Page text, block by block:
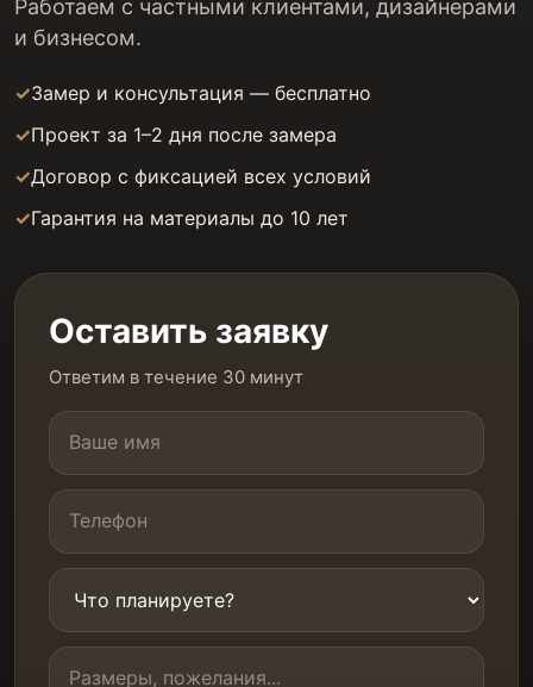
Работаем с частными клиентами, дизайнерами
и бизнесом.
Замер и консультация — бесплатно
Проект за 1–2 дня после замера
Договор с фиксацией всех условий
Гарантия на материалы до 10 лет
Оставить заявку
Ответим в течение 30 минут